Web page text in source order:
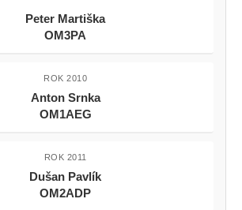
Peter Martiška
OM3PA
ROK 2010
Anton Srnka
OM1AEG
ROK 2011
Dušan Pavlík
OM2ADP